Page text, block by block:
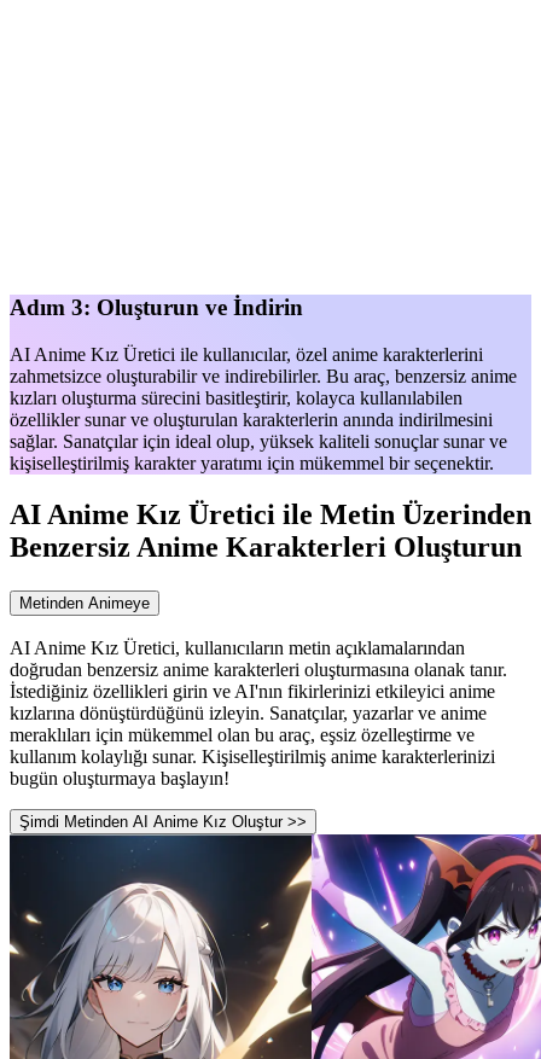
Adım 3: Oluşturun ve İndirin
AI Anime Kız Üretici ile kullanıcılar, özel anime karakterlerini
zahmetsizce oluşturabilir ve indirebilirler. Bu araç, benzersiz anime
kızları oluşturma sürecini basitleştirir, kolayca kullanılabilen
özellikler sunar ve oluşturulan karakterlerin anında indirilmesini
sağlar. Sanatçılar için ideal olup, yüksek kaliteli sonuçlar sunar ve
kişiselleştirilmiş karakter yaratımı için mükemmel bir seçenektir.
AI Anime Kız Üretici ile Metin Üzerinden
Benzersiz Anime Karakterleri Oluşturun
Metinden Animeye
AI Anime Kız Üretici, kullanıcıların metin açıklamalarından
doğrudan benzersiz anime karakterleri oluşturmasına olanak tanır.
İstediğiniz özellikleri girin ve AI'nın fikirlerinizi etkileyici anime
kızlarına dönüştürdüğünü izleyin. Sanatçılar, yazarlar ve anime
meraklıları için mükemmel olan bu araç, eşsiz özelleştirme ve
kullanım kolaylığı sunar. Kişiselleştirilmiş anime karakterlerinizi
bugün oluşturmaya başlayın!
Şimdi Metinden AI Anime Kız Oluştur >>